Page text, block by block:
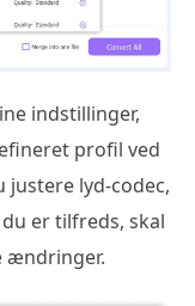
indstillinger,
profil ved
justere lyd-codec,
er tilfreds, skal
ændringer.